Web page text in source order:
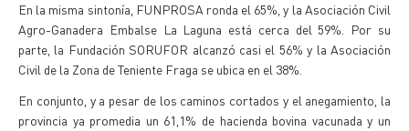
En la misma sintonía, FUNPROSA ronda el 65%, y la Asociación Civil
Agro-Ganadera Embalse La Laguna está cerca del 59%. Por su
parte, la Fundación SORUFOR alcanzó casi el 56% y la Asociación
Civil de la Zona de Teniente Fraga se ubica en el 38%.
En conjunto, y a pesar de los caminos cortados y el anegamiento, la
provincia ya promedia un 61,1% de hacienda bovina vacunada y un